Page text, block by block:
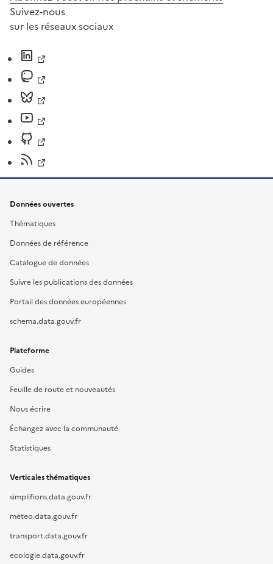
Suivez-nous
sur les réseaux sociaux
Données ouvertes
Thématiques
Données de référence
Catalogue de données
Suivre les publications des données
Portail des données européennes
schema.data.gouv.fr
Plateforme
Guides
Feuille de route et nouveautés
Nous écrire
Échangez avec la communauté
Statistiques
Verticales thématiques
simplifions.data.gouv.fr
meteo.data.gouv.fr
transport.data.gouv.fr
ecologie.data.gouv.fr